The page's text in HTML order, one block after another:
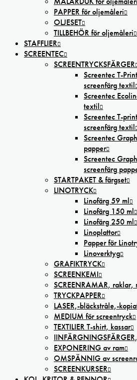
PAPPER för oljemåleri
OLJESET
TILLBEHÖR för oljemåleri
STAFFLIER
SCREENTEC
SCREENTRYCKSFÄRGER
Screentec T-
screenfärg textil
Screentec
textil
Screentec T-
screenfärg textil
Screentec
papper
Screentec
screenfärg
STARTPAKET & färgset
LINOTRYCK
Linofärg 59 ml
Linofärg 150 ml
Linofärg 250 ml
Linoplattor
Papper för
Linoverktyg
GRAFIKTRYCK
SCREENKEMI
SCREENRAMAR, raklar,
TRYCKPAPPER
LASER,-bläckstråle,-
MEDIUM för screentryck
TEXTILIER T-shirt, kassar
EXPONERING av ram
OMSPÄNNIG av
SCREENKURSER